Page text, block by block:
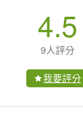
4.5
9人評分
我要評分